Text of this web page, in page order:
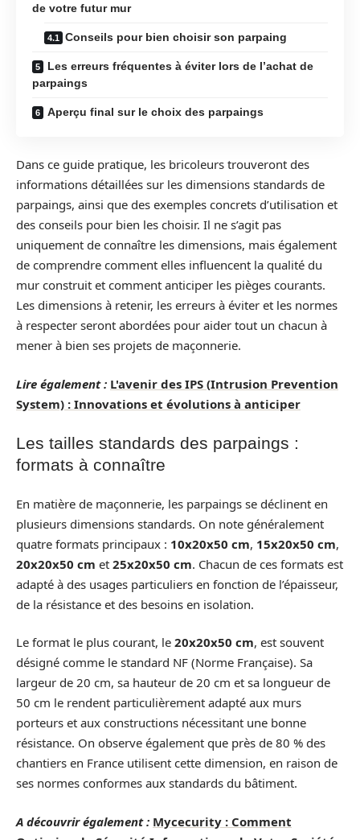
de votre futur mur
Conseils pour bien choisir son parpaing
Les erreurs fréquentes à éviter lors de l’achat de
parpaings
Aperçu final sur le choix des parpaings
Dans ce guide pratique, les bricoleurs trouveront des
informations détaillées sur les dimensions standards de
parpaings, ainsi que des exemples concrets d’utilisation et
des conseils pour bien les choisir. Il ne s’agit pas
uniquement de connaître les dimensions, mais également
de comprendre comment elles influencent la qualité du
mur construit et comment anticiper les pièges courants.
Les dimensions à retenir, les erreurs à éviter et les normes
à respecter seront abordées pour aider tout un chacun à
mener à bien ses projets de maçonnerie.
Lire également : L'avenir des IPS (Intrusion Prevention
System) : Innovations et évolutions à anticiper
Les tailles standards des parpaings :
formats à connaître
En matière de maçonnerie, les parpaings se déclinent en
plusieurs dimensions standards. On note généralement
quatre formats principaux : 10x20x50 cm, 15x20x50 cm,
20x20x50 cm et 25x20x50 cm. Chacun de ces formats est
adapté à des usages particuliers en fonction de l’épaisseur,
de la résistance et des besoins en isolation.
Le format le plus courant, le 20x20x50 cm, est souvent
désigné comme le standard NF (Norme Française). Sa
largeur de 20 cm, sa hauteur de 20 cm et sa longueur de
50 cm le rendent particulièrement adapté aux murs
porteurs et aux constructions nécessitant une bonne
résistance. On observe également que près de 80 % des
chantiers en France utilisent cette dimension, en raison de
ses normes conformes aux standards du bâtiment.
A découvrir également : Mycecurity : Comment